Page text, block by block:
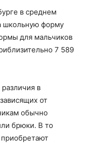
в среднем
школьную форму
для мальчиков
7 589
в
от
обычно
брюки. В то